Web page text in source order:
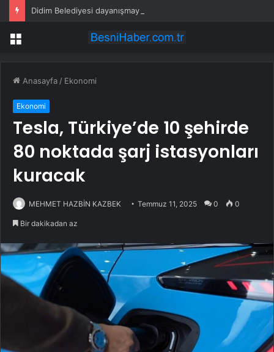
Didim Belediyesi dayanışmayı büyütüyor
Menü
Anasayfa / Ekonomi
Ekonomi
Tesla, Türkiye’de 10 şehirde
80 noktada şarj istasyonları
kuracak
MEHMET HAZBİN KAZBEK Temmuz 11, 2025 0 0
Bir dakikadan az